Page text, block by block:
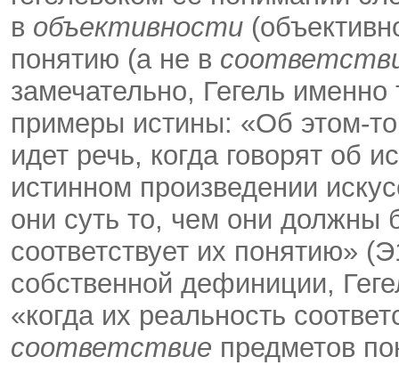
в объективности
понятию (а не в
замечательно, Гегель
примеры истины: «Об этом-
идет речь, когда говорят об
истинном произведении
они суть то, чем они должны
соответствует их понятию»
собственной дефиниции,
«когда их реальность
соответствие предметов